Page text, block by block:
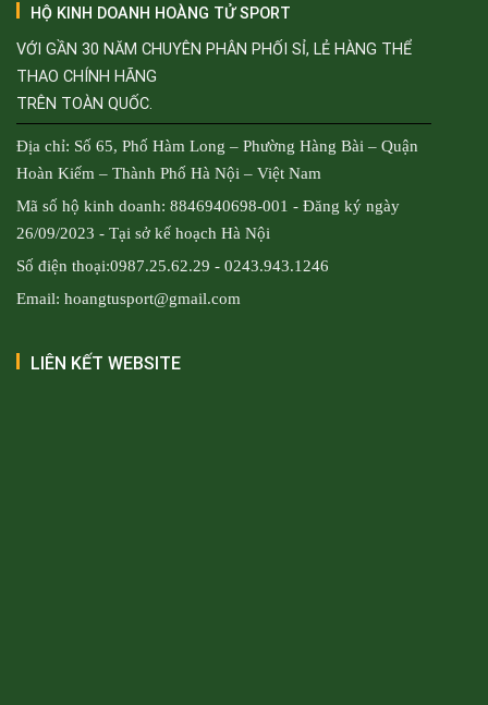
HỘ KINH DOANH HOÀNG TỬ SPORT
VỚI GẦN 30 NĂM CHUYÊN PHÂN PHỐI SỈ, LẺ HÀNG THỂ
THAO CHÍNH HÃNG
TRÊN TOÀN QUỐC.
Địa chỉ: Số 65, Phố Hàm Long – Phường Hàng Bài – Quận
Hoàn Kiếm – Thành Phố Hà Nội – Việt Nam
Mã số hộ kinh doanh: 8846940698-001 - Đăng ký ngày
26/09/2023 - Tại sở kế hoạch Hà Nội
Số điện thoại:0987.25.62.29 - 0243.943.1246
Email: hoangtusport@gmail.com
LIÊN KẾT WEBSITE